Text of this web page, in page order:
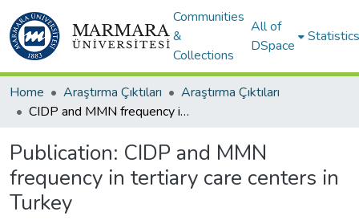
Communities
&
Collections
All of
DSpace
Statistics
Home Araştırma Çıktıları
Araştırma Çıktıları
CIDP and MMN frequency in tertiary care centers in Turkey
Publication: CIDP and MMN
frequency in tertiary care centers in
Turkey